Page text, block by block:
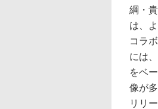
綱・
は、
コラ
には
をベ
像が
リリ